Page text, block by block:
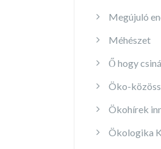
Megújuló
Méhészet
Ő hogy
Öko-
Ökohírek
Ökologika